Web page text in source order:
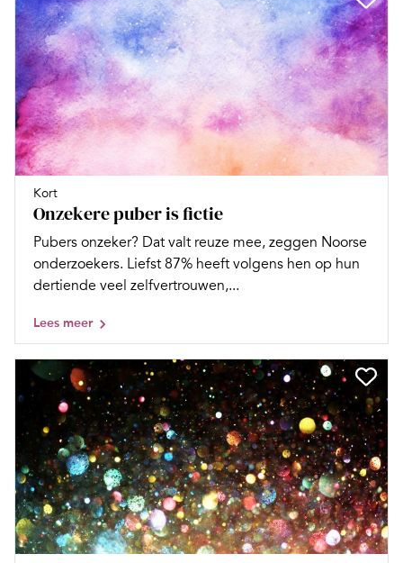
Kort
Onzekere puber is fictie
Pubers onzeker? Dat valt reuze mee, zeggen Noorse
onderzoekers. Liefst 87% heeft volgens hen op hun
dertiende veel zelfvertrouwen,...
Lees meer